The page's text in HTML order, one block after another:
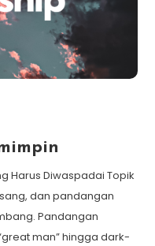
Harus Diwaspadai Topik
dan pandangan
Pandangan
man” hingga dark-